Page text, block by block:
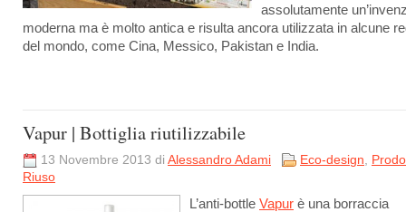
assolutamente
moderna ma è molto antica e risulta ancora utilizzata in alcune
del mondo, come Cina, Messico, Pakistan e India.
Vapur | Bottiglia riutilizzabile
13 Novembre 2013 di Alessandro Adami Eco-design,
Riuso
L’anti-bottle Vapur è una borraccia